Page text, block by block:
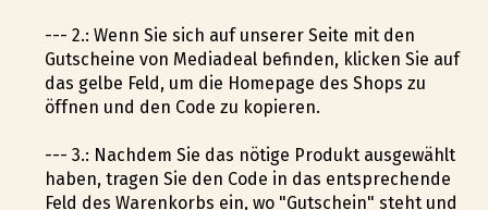
--- 2.: Wenn Sie sich auf unserer Seite mit den
Gutscheine von Mediadeal befinden, klicken Sie auf
das gelbe Feld, um die Homepage des Shops zu
öffnen und den Code zu kopieren.
--- 3.: Nachdem Sie das nötige Produkt ausgewählt
haben, tragen Sie den Code in das entsprechende
Feld des Warenkorbs ein, wo "Gutschein" steht und